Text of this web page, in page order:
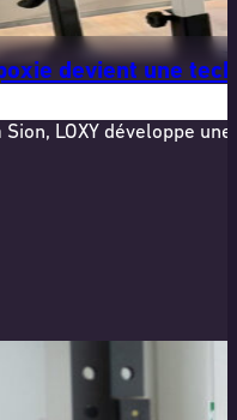
devient une
Sion, LOXY développe